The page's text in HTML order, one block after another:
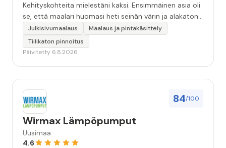
Kehityskohteita mielestäni kaksi. Ensimmäinen asia oli
se, että maalari huomasi heti seinän värin ja alakaton
värin erot mitä en huomannut. Hyvä toki että siinä
kohtaa huomattu mutta toki optimaalisessa
tilanteessa myyjä olisi jo kiinnittänyt tähän huomiota.
kokonaisuus hyvä ja varmasti tulevaisuudessakin
mahdollisuus että palveluita käytän”
Julkisivumaalaus
Maalaus ja pintakäsittely
Tiilikaton pinnoitus
Päivitetty 6.8.2026
84/100
Wirmax Lämpöpumput
Uusimaa
4.6